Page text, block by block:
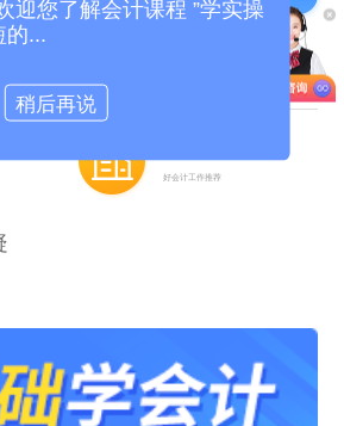
好会计工作推荐
迎您了解会计课程 ”学实操
的...
稍后再说